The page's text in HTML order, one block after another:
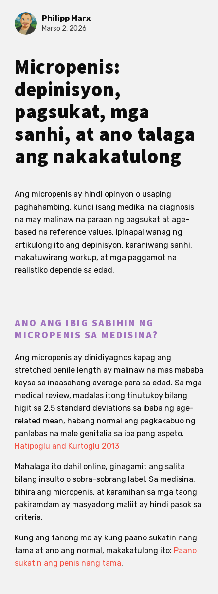
Philipp Marx
Marso 2, 2026
Micropenis:
depinisyon,
pagsukat, mga
sanhi, at ano talaga
ang nakakatulong
Ang micropenis ay hindi opinyon o usaping
paghahambing, kundi isang medikal na diagnosis
na may malinaw na paraan ng pagsukat at age-
based na reference values. Ipinapaliwanag ng
artikulong ito ang depinisyon, karaniwang sanhi,
makatuwirang workup, at mga paggamot na
realistiko depende sa edad.
ANO ANG IBIG SABIHIN NG
MICROPENIS SA MEDISINA?
Ang micropenis ay dinidiyagnos kapag ang
stretched penile length ay malinaw na mas mababa
kaysa sa inaasahang average para sa edad. Sa mga
medical review, madalas itong tinutukoy bilang
higit sa 2.5 standard deviations sa ibaba ng age-
related mean, habang normal ang pagkakabuo ng
panlabas na male genitalia sa iba pang aspeto.
Hatipoglu and Kurtoglu 2013
Mahalaga ito dahil online, ginagamit ang salita
bilang insulto o sobra-sobrang label. Sa medisina,
bihira ang micropenis, at karamihan sa mga taong
pakiramdam ay masyadong maliit ay hindi pasok sa
criteria.
Kung ang tanong mo ay kung paano sukatin nang
tama at ano ang normal, makakatulong ito: Paano
sukatin ang penis nang tama.